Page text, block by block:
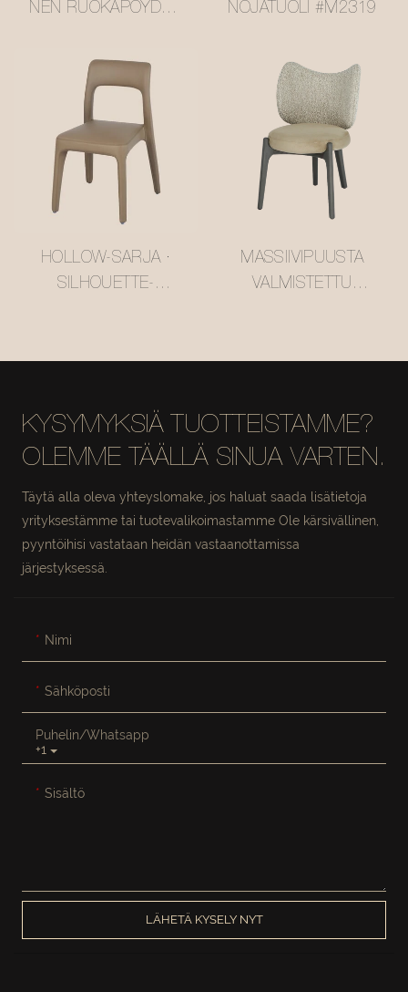
NEN RUOKAPÖYDÄN
NOJATUOLI #M2319
HOLLOW-SARJA ·
SILHOUETTE-
MASSIIVIPUUSTA
VALMISTETTU
RUOKAPÖYDÄN
KYSYMYKSIÄ TUOTTEISTAMME?
OLEMME TÄÄLLÄ SINUA VARTEN.
Täytä alla oleva yhteyslomake, jos haluat saada lisätietoja
yrityksestämme tai tuotevalikoimastamme Ole kärsivällinen,
pyyntöihisi vastataan heidän vastaanottamissa
järjestyksessä.
Nimi
Sähköposti
+1
Puhelin/whatsapp
Sisältö
LÄHETÄ KYSELY NYT